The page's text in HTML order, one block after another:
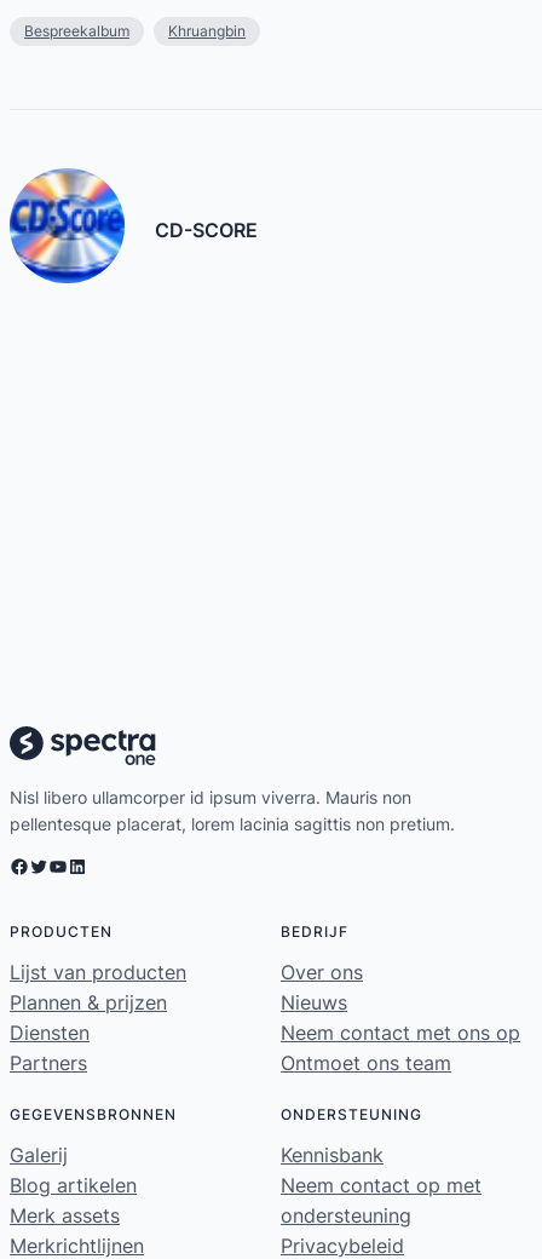
Bespreekalbum Khruangbin
CD-SCORE
Nisl libero ullamcorper id ipsum viverra. Mauris non
pellentesque placerat, lorem lacinia sagittis non pretium.
Facebook Twitter YouTube LinkedIn
PRODUCTEN
Lijst van producten
Plannen & prijzen
Diensten
Partners
BEDRIJF
Over ons
Nieuws
Neem contact met ons op
Ontmoet ons team
GEGEVENSBRONNEN
Galerij
Blog artikelen
Merk assets
Merkrichtlijnen
ONDERSTEUNING
Kennisbank
Neem contact op met
ondersteuning
Privacybeleid